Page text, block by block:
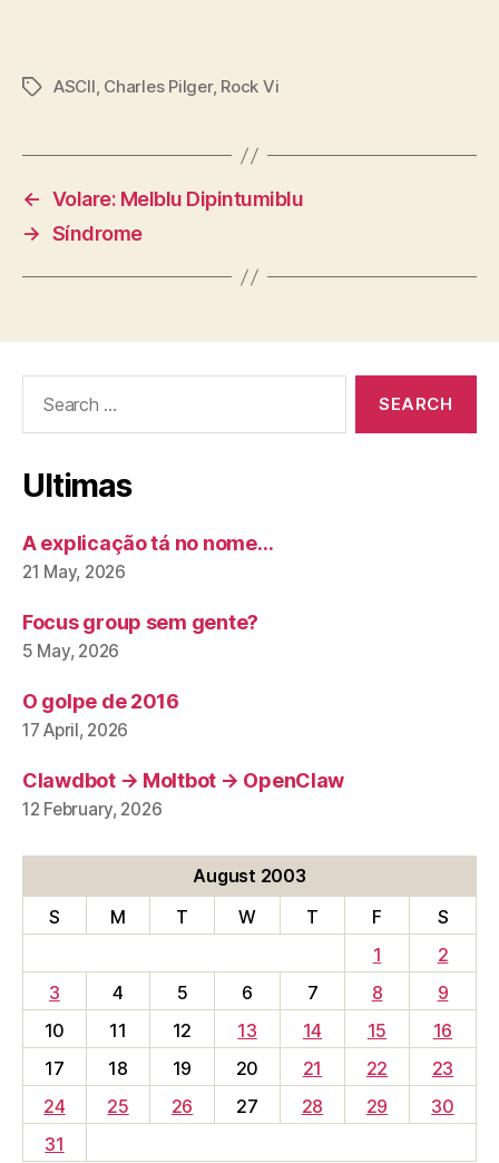
TagsASCII, Charles Pilger, Rock Vi
← Volare: Melblu Dipintumiblu
→ Síndrome
Ultimas
A explicação tá no nome…
21 May, 2026
Focus group sem gente?
5 May, 2026
O golpe de 2016
17 April, 2026
Clawdbot → Moltbot → OpenClaw
12 February, 2026
August 2003
S
M T W T F
S
1
2
3
4 5 6 7 8
9
10
11 12 13 14 15
16
17
18 19 20 21 22
23
24
25 26 27 28 29
30
31